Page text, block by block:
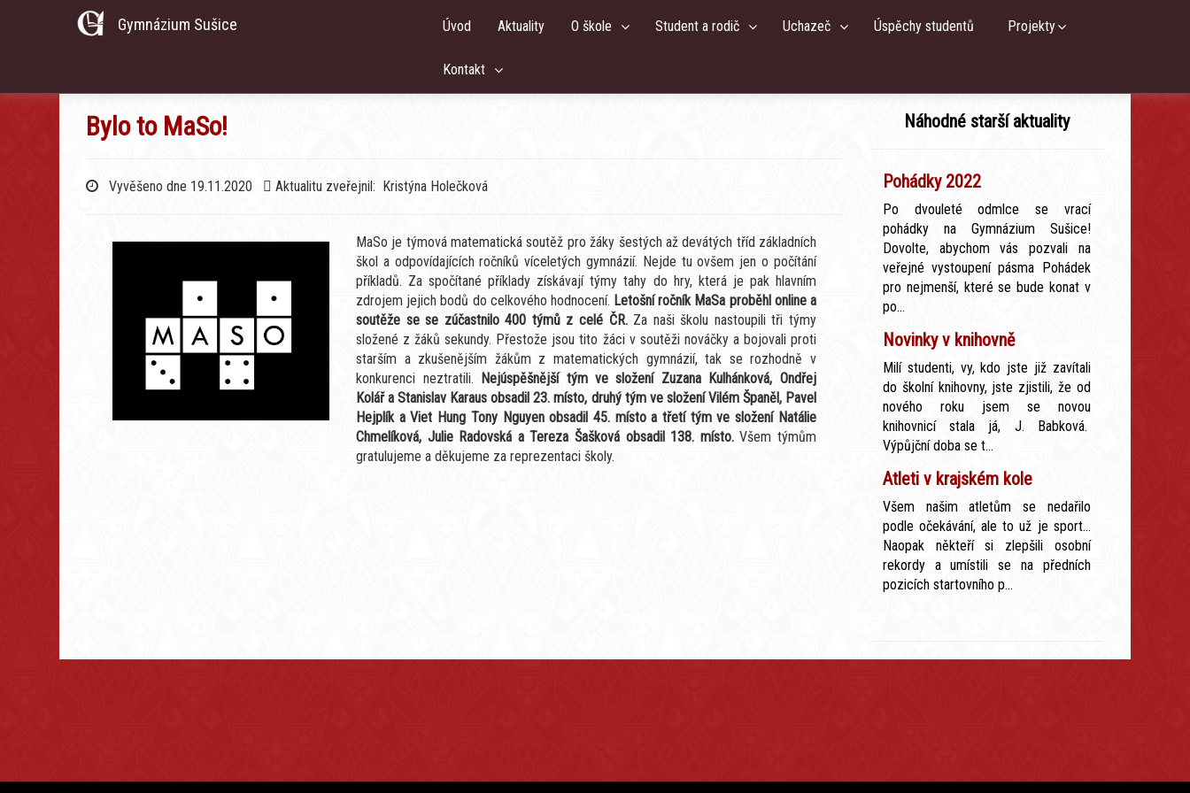
Gymnázium Sušice Úvod Aktuality O škole Student a rodič Uchazeč Úspěchy studentů Projekty
Kontakt
Bylo to MaSo!
Vyvěšeno dne 19.11.2020 Aktualitu zveřejnil: Kristýna Holečková
MaSo je týmová matematická soutěž pro žáky šestých až devátých tříd základních
škol a odpovídajících ročníků víceletých gymnázií. Nejde tu ovšem jen o počítání
příkladů. Za spočítané příklady získávají týmy tahy do hry, která je pak hlavním
zdrojem jejich bodů do celkového hodnocení. Letošní ročník MaSa proběhl online a
soutěže se se zúčastnilo 400 týmů z celé ČR.Za naši školu nastoupili tři týmy
složené z žáků sekundy. Přestože jsou tito žáci v soutěži nováčky a bojovali proti
starším a zkušenějším žákům z matematických gymnázií, tak se rozhodně v
konkurenci neztratili. Nejúspěšnější tým ve složení Zuzana Kulhánková, Ondřej
Kolář a Stanislav Karaus obsadil 23. místo, druhý tým ve složení Vilém Španěl, Pavel
Hejplík a Viet Hung Tony Nguyen obsadil 45. místo a třetí tým ve složení Natálie
Chmelíková, Julie Radovská a Tereza Šašková obsadil 138. místo.Všem týmům
gratulujeme a děkujeme za reprezentaci školy.
Náhodné starší aktuality
Pohádky 2022
Po dvouleté odmlce se vrací
pohádky na Gymnázium Sušice!
Dovolte, abychom vás pozvali na
veřejné vystoupení pásma Pohádek
pro nejmenší, které se bude konat v
po...
Novinky v knihovně
Milí studenti, vy, kdo jste již zavítali
do školní knihovny, jste zjistili, že od
nového roku jsem se novou
knihovnicí stala já, J. Babková.
Výpůjční doba se t...
Atleti v krajském kole
Všem našim atletům se nedařilo
podle očekávání, ale to už je sport...
Naopak někteří si zlepšili osobní
rekordy a umístili se na předních
pozicích startovního p...